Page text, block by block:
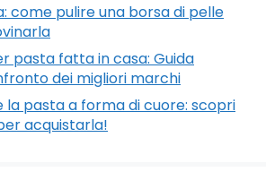
come pulire una borsa di pelle
pasta fatta in casa: Guida
dei migliori marchi
pasta a forma di cuore: scopri
acquistarla!